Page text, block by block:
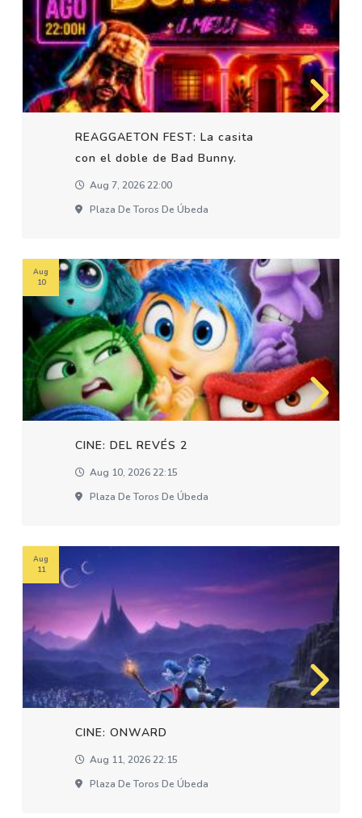
REAGGAETON FEST: La casita
con el doble de Bad Bunny.
Aug 7, 2026 22:00
Plaza De Toros De Úbeda
CINE: DEL REVÉS 2
Aug 10, 2026 22:15
Plaza De Toros De Úbeda
Aug
10
CINE: ONWARD
Aug 11, 2026 22:15
Plaza De Toros De Úbeda
Aug
11